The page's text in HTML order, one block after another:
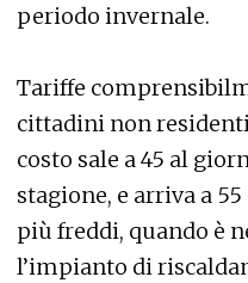
periodo invernale.
Tariffe
cittadini non
costo sale a 45 al
stagione, e arriva a
più freddi, quando è
l’impianto di